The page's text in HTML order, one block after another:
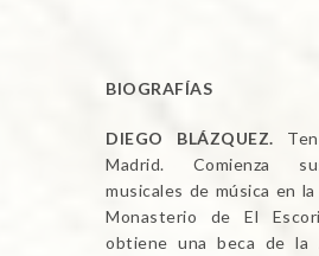
BIOGRAFÍAS
DIEGO BLÁZQUEZ.
Madrid. Comienza
musicales de música en
Monasterio de El
obtiene una beca de la